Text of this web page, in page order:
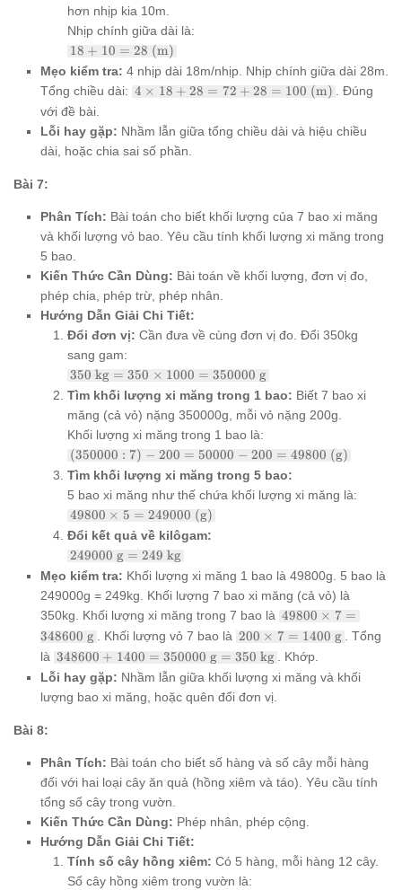
5 =
18
\text{
(m)}
hơn nhịp kia 10m.
Nhịp chính giữa dài là:
18 +
10 =
28
\text{
(m)}
18 + 10 = 28 (m)
Mẹo kiểm tra: 4 nhịp dài 18m/nhịp. Nhịp chính giữa dài 28m.
Tổng chiều dài: 4
28 =
72 +
(m)}
4 × 18 + 28 = 72 + 28 = 100 (m)
. Đúng
với đề bài.
Lỗi hay gặp: Nhầm lẫn giữa tổng chiều dài và hiệu chiều
dài, hoặc chia sai số phần.
Bài 7:
Phân Tích: Bài toán cho biết khối lượng của 7 bao xi măng
và khối lượng vỏ bao. Yêu cầu tính khối lượng xi măng trong
5 bao.
Kiến Thức Cần Dùng: Bài toán về khối lượng, đơn vị đo,
phép chia, phép trừ, phép nhân.
Hướng Dẫn Giải Chi Tiết:
Đổi đơn vị: Cần đưa về cùng đơn vị đo. Đổi 350kg
sang gam:
350
\text{
kg} =
350
\times
1000 =
350000
\text{
g}
350 kg = 350 × 1000 = 350000 g
Tìm khối lượng xi măng trong 1 bao: Biết 7 bao xi
măng (cả vỏ) nặng 350000g, mỗi vỏ nặng 200g.
Khối lượng xi măng trong 1 bao là:
(350000
: 7) -
200 =
50000 -
200 =
49800
\text{
(g)}
(350000 : 7) − 200 = 50000 − 200 = 49800 (g)
Tìm khối lượng xi măng trong 5 bao:
5 bao xi măng như thế chứa khối lượng xi măng là:
49800
\times
5 =
249000
\text{
(g)}
49800 × 5 = 249000 (g)
Đổi kết quả về kilôgam:
249000
\text{
g} =
249
\text{
kg}
249000 g = 249 kg
Mẹo kiểm tra: Khối lượng xi măng 1 bao là 49800g. 5 bao là
249000g = 249kg. Khối lượng 7 bao xi măng (cả vỏ) là
350kg. Khối lượng xi măng trong 7 bao là 49800
\times
7 =
348600
\text{
49800 × 7 =
348600 g . Khối lượng vỏ 7 bao là 200
\times
7 =
1400
\text{
200 × 7 = 1400 g
. Tổng
là 348600
+ 1400
=
350000
\text{
kg}
348600 + 1400 = 350000 g = 350 kg
. Khớp.
Lỗi hay gặp: Nhầm lẫn giữa khối lượng xi măng và khối
lượng bao xi măng, hoặc quên đổi đơn vị.
Bài 8:
Phân Tích: Bài toán cho biết số hàng và số cây mỗi hàng
đối với hai loại cây ăn quả (hồng xiêm và táo). Yêu cầu tính
tổng số cây trong vườn.
Kiến Thức Cần Dùng: Phép nhân, phép cộng.
Hướng Dẫn Giải Chi Tiết:
Tính số cây hồng xiêm: Có 5 hàng, mỗi hàng 12 cây.
Số cây hồng xiêm trong vườn là: